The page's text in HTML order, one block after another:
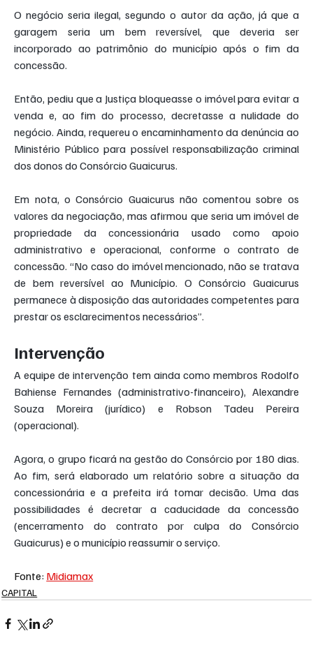
O negócio seria ilegal, segundo o autor da ação, já que a
garagem seria um bem reversível, que deveria ser
incorporado ao patrimônio do município após o fim da
concessão.
Então, pediu que a Justiça bloqueasse o imóvel para evitar a
venda e, ao fim do processo, decretasse a nulidade do
negócio. Ainda, requereu o encaminhamento da denúncia ao
Ministério Público para possível responsabilização criminal
dos donos do Consórcio Guaicurus.
Em nota, o Consórcio Guaicurus não comentou sobre os
valores da negociação, mas afirmou que seria um imóvel de
propriedade da concessionária usado como apoio
administrativo e operacional, conforme o contrato de
concessão. “No caso do imóvel mencionado, não se tratava
de bem reversível ao Município. O Consórcio Guaicurus
permanece à disposição das autoridades competentes para
prestar os esclarecimentos necessários”.
Intervenção
A equipe de intervenção tem ainda como membros Rodolfo
Bahiense Fernandes (administrativo-financeiro), Alexandre
Souza Moreira (jurídico) e Robson Tadeu Pereira
(operacional).
Agora, o grupo ficará na gestão do Consórcio por 180 dias.
Ao fim, será elaborado um relatório sobre a situação da
concessionária e a prefeita irá tomar decisão. Uma das
possibilidades é decretar a caducidade da concessão
(encerramento do contrato por culpa do Consórcio
Guaicurus) e o município reassumir o serviço.
Fonte: Midiamax
CAPITAL